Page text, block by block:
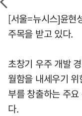
[서울=뉴시스]윤현
주목을 받고 있다.
초창기 우주 개발
월함을 내세우기
부를 창출하는 주
다.